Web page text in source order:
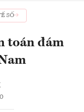
SỐ
toán đám